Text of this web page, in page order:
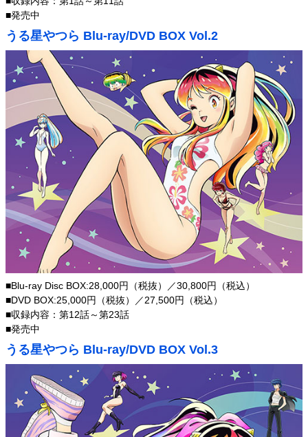
■発売中
うる星やつら Blu-ray/DVD BOX Vol.2
■Blu-ray Disc BOX:28,000円（税抜）／30,800円（税込）
■DVD BOX:25,000円（税抜）／27,500円（税込）
■収録内容：第12話～第23話
■発売中
うる星やつら Blu-ray/DVD BOX Vol.3